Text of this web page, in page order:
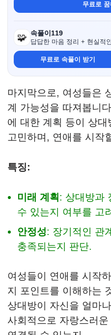
무료로 꿈
🧩 속풀이119
답답한 마음 정리 + 현실적
무료로 속풀이 받기
마지막으로, 여성들은
계 가능성을 따져봅니
에 대한 계획 등이 상
고민하며, 연애를 시작
특징:
미래 계획 : 상대방과
수 있는지 여부를 고
안정성: 장기적인 관
충족되는지 판단.
여성들이 연애를 시작
지 포인트를 이해하는
상대방이 자신을 얼마
사회적으로 자랑스러